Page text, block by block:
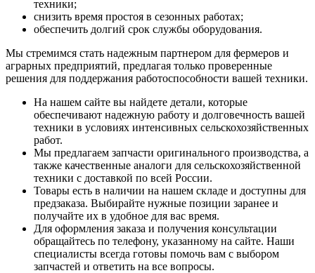
техники;
снизить время простоя в сезонных работах;
обеспечить долгий срок службы оборудования.
Мы стремимся стать надежным партнером для фермеров и
аграрных предприятий, предлагая только проверенные
решения для поддержания работоспособности вашей техники.
На нашем сайте вы найдете детали, которые
обеспечивают надежную работу и долговечность вашей
техники в условиях интенсивных сельскохозяйственных
работ.
Мы предлагаем запчасти оригинального производства, а
также качественные аналоги для сельскохозяйственной
техники с доставкой по всей России.
Товары есть в наличии на нашем складе и доступны для
предзаказа. Выбирайте нужные позиции заранее и
получайте их в удобное для вас время.
Для оформления заказа и получения консультации
обращайтесь по телефону, указанному на сайте. Наши
специалисты всегда готовы помочь вам с выбором
запчастей и ответить на все вопросы.